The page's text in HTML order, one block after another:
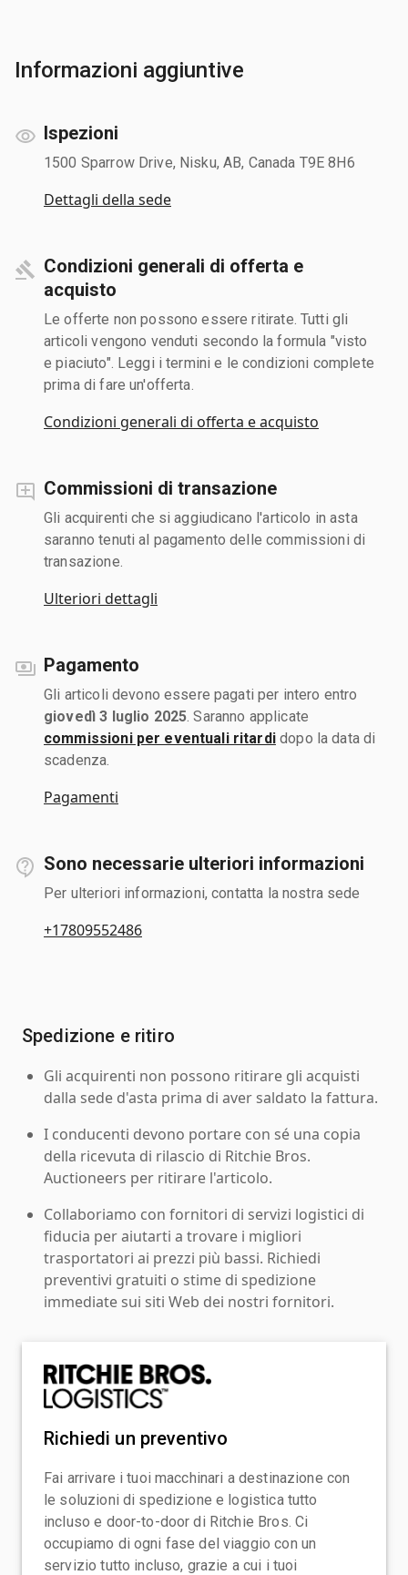
Informazioni aggiuntive
Ispezioni
1500 Sparrow Drive, Nisku, AB, Canada T9E 8H6
Dettagli della sede
Condizioni generali di offerta e
acquisto
Le offerte non possono essere ritirate. Tutti gli
articoli vengono venduti secondo la formula "visto
e piaciuto". Leggi i termini e le condizioni complete
prima di fare un'offerta.
Condizioni generali di offerta e acquisto
Commissioni di transazione
Gli acquirenti che si aggiudicano l'articolo in asta
saranno tenuti al pagamento delle commissioni di
transazione.
Ulteriori dettagli
Pagamento
Gli articoli devono essere pagati per intero entro
giovedì 3 luglio 2025 . Saranno applicate
commissioni per eventuali ritardidopo la data di
scadenza.
Pagamenti
Sono necessarie ulteriori informazioni
Per ulteriori informazioni, contatta la nostra sede
+17809552486
Spedizione e ritiro
Gli acquirenti non possono ritirare gli acquisti
dalla sede d'asta prima di aver saldato la fattura.
I conducenti devono portare con sé una copia
della ricevuta di rilascio di Ritchie Bros.
Auctioneers per ritirare l'articolo.
Collaboriamo con fornitori di servizi logistici di
fiducia per aiutarti a trovare i migliori
trasportatori ai prezzi più bassi. Richiedi
preventivi gratuiti o stime di spedizione
immediate sui siti Web dei nostri fornitori.
Richiedi un preventivo
Fai arrivare i tuoi macchinari a destinazione con
le soluzioni di spedizione e logistica tutto
incluso e door-to-door di Ritchie Bros. Ci
occupiamo di ogni fase del viaggio con un
servizio tutto incluso, grazie a cui i tuoi